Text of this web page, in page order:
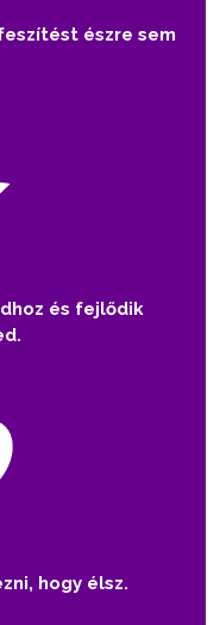
észre sem
és fejlődik
hogy élsz.